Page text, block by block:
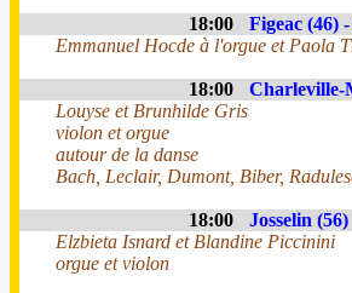
18:00 Figeac (46) -
Emmanuel Hocde à l'orgue et Paola
18:00
Charleville-
Louyse et Brunhilde Gris
violon et orgue
autour de la danse
Bach, Leclair, Dumont, Biber,
18:00
Josselin (56)
Elzbieta Isnard et Blandine Piccinini
orgue et violon